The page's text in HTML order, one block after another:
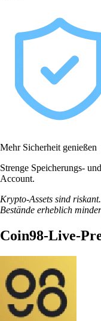
Mehr Sicherheit genießen
Strenge Speicherungs-
Account.
Krypto-Assets sind
Bestände erheblich
Coin98-Live-